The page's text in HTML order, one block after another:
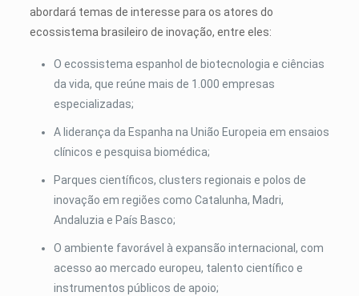
abordará temas de interesse para os atores do
ecossistema brasileiro de inovação, entre eles:
O ecossistema espanhol de biotecnologia e ciências
da vida, que reúne mais de 1.000 empresas
especializadas;
A liderança da Espanha na União Europeia em ensaios
clínicos e pesquisa biomédica;
Parques científicos, clusters regionais e polos de
inovação em regiões como Catalunha, Madri,
Andaluzia e País Basco;
O ambiente favorável à expansão internacional, com
acesso ao mercado europeu, talento científico e
instrumentos públicos de apoio;